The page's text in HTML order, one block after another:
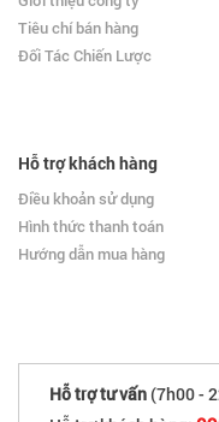
Tiêu chí bán hàng
Đối Tác Chiến Lược
Hỗ trợ khách hàng
Điều khoản sử dụng
Hình thức thanh toán
Hướng dẫn mua hàng
Hỗ trợ tư vấn (7h00 -